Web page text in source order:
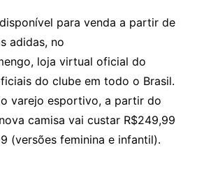
para venda a partir de
adidas, no
loja virtual oficial do
do clube em todo o Brasil.
varejo esportivo, a partir do
camisa vai custar R$249,99
(versões feminina e infantil).